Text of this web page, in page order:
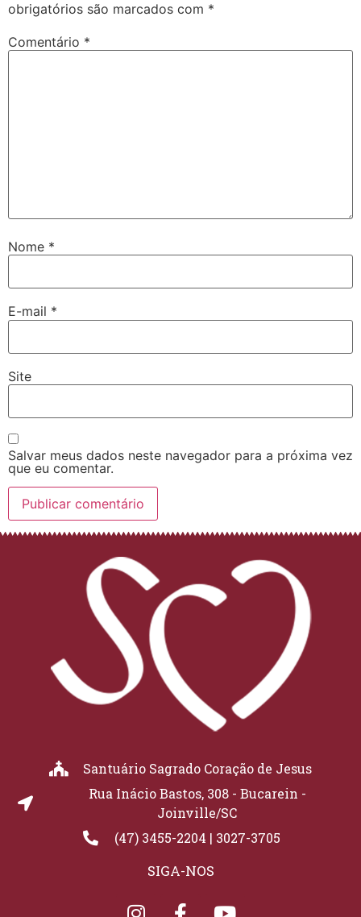
obrigatórios são marcados com *
Comentário *
Nome *
E-mail *
Site
Salvar meus dados neste navegador para a próxima vez
que eu comentar.
Santuário Sagrado Coração de Jesus
Rua Inácio Bastos, 308 - Bucarein -
Joinville/SC
(47) 3455-2204 | 3027-3705
SIGA-NOS